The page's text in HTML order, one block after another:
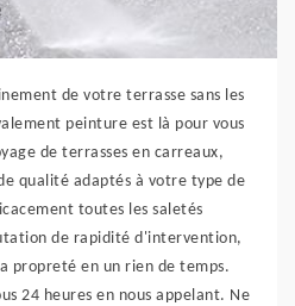
de votre terrasse sans les
peinture est là pour vous
de terrasses en carreaux,
qualité adaptés à votre type de
toutes les saletés
de rapidité d'intervention,
propreté en un rien de temps.
24 heures en nous appelant. Ne